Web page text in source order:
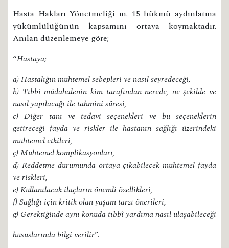
Hasta Hakları Yönetmeliği m. 15 hükmü aydınlatma
yükümlülüğünün kapsamını ortaya koymaktadır.
Anılan düzenlemeye göre;
“Hastaya;
a) Hastalığın muhtemel sebepleri ve nasıl seyredeceği,
b) Tıbbi müdahalenin kim tarafından nerede, ne şekilde ve
nasıl yapılacağı ile tahmini süresi,
c) Diğer tanı ve tedavi seçenekleri ve bu seçeneklerin
getireceği fayda ve riskler ile hastanın sağlığı üzerindeki
muhtemel etkileri,
ç) Muhtemel komplikasyonları,
d) Reddetme durumunda ortaya çıkabilecek muhtemel fayda
ve riskleri,
e) Kullanılacak ilaçların önemli özellikleri,
f) Sağlığı için kritik olan yaşam tarzı önerileri,
g) Gerektiğinde aynı konuda tıbbî yardıma nasıl ulaşabileceği
hususlarında bilgi verilir”.